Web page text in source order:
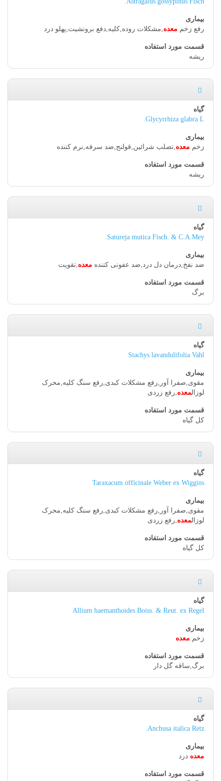
رفع زخم معده,مشکلات روده,کلیه,دفع برونشیت,پهلو درد
ریشه
Glycyrrhiza glabra L.
زخم معده,تصلب شرائین,قولنج,ضد سرفه,نرم کننده
ریشه
Satureja mutica Fisch. & C.A.Mey.
ضد نفخ,درمان دل درد,ضد عفونی کننده معده,تقویت
برگ
Stachys lavandulifolia Vahl
مقوی,صفرا آور,رفع مشکلات کبدی,رفع سنگ کلیه,محرک
لوزالمعده,رفع زردی
کل گیاه
Taraxacum officinale Weber ex Wiggins
مقوی,صفرا آور,رفع مشکلات کبدی,رفع سنگ کلیه,محرک
لوزالمعده,رفع زردی
کل گیاه
Allium haemanthoides Boiss. & Reut. ex Regel
زخم معده
برگ,ساقه گل دار
Anchusa italica Retz.
معده درد